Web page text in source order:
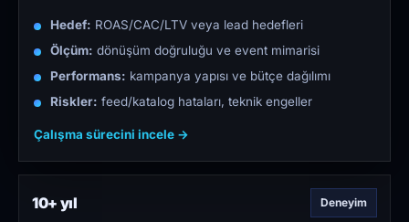
Hedef: ROAS/CAC/LTV veya lead hedefleri
Ölçüm: dönüşüm doğruluğu ve event mimarisi
Performans: kampanya yapısı ve bütçe dağılımı
Riskler: feed/katalog hataları, teknik engeller
Çalışma sürecini incele →
10+ yıl Deneyim